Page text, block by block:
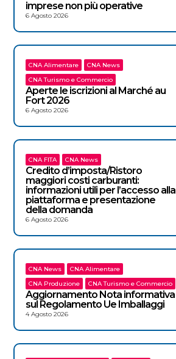
imprese non più operative
6 Agosto 2026
CNA Alimentare
CNA News
CNA Turismo e Commercio
Aperte le iscrizioni al Marché au
Fort 2026
6 Agosto 2026
CNA FITA CNA News
Credito d’imposta/Ristoro
maggiori costi carburanti:
informazioni utili per l’accesso alla
piattaforma e presentazione
della domanda
6 Agosto 2026
CNA News
CNA Alimentare
CNA Produzione
CNA Turismo e Commercio
Aggiornamento Nota informativa
sul Regolamento Ue Imballaggi
4 Agosto 2026